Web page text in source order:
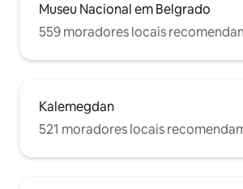
Museu Nacional em Belgrado
559 moradores locais
Kalemegdan
521 moradores locais